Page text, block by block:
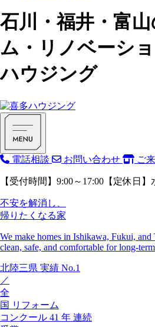
石川・福井・富
ム・リノベーシ
ハウジング
電話相談 お問い合わせ ご
【受付時間】9:00～17:00【定休日
不安を解消し、
帰りたくなる家
We make homes in Ishikawa, Fukui, and
clean, safe, and comfortable for long-
北陸三県 実績 No.1
／
全
国 リフォーム
コンクール 41 年 連続